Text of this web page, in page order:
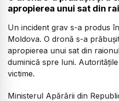
apropierea unui sat din
Un incident grav s-a produs
Moldova. O dronă s-a
apropierea unui sat din
duminică spre luni.
victime.
Ministerul Apărării din